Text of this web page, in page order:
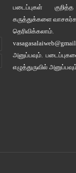
படைப்புகள்
கருத்துக்களை
அனுப்பவும்.
எழுத்துருவில்